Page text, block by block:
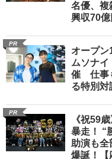
名優、複
興収70億
PR
オープン
ムソナイ
催 仕事
る特別対
PR
《祝59
暴走！ “
助演も全
爆誕！【